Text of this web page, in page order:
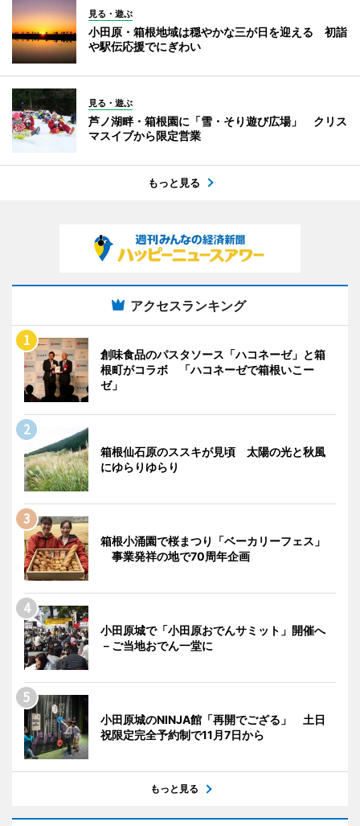
見る・遊ぶ
小田原・箱根地域は穏やかな三が日を迎える 初詣
や駅伝応援でにぎわい
見る・遊ぶ
芦ノ湖畔・箱根園に「雪・そり遊び広場」 クリス
マスイブから限定営業
もっと見る
アクセスランキング
創味食品のパスタソース「ハコネーゼ」と箱
根町がコラボ 「ハコネーゼで箱根いこー
ゼ」
箱根仙石原のススキが見頃 太陽の光と秋風
にゆらりゆらり
箱根小涌園で桜まつり「ベーカリーフェス」
事業発祥の地で70周年企画
小田原城で「小田原おでんサミット」開催へ
－ご当地おでん一堂に
小田原城のNINJA館「再開でござる」 土日
祝限定完全予約制で11月7日から
もっと見る